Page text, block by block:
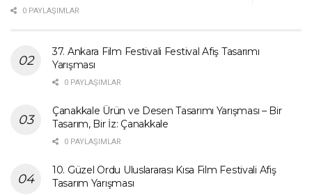
0 PAYLAŞIMLAR
37. Ankara Film Festivali Festival Afiş Tasarımı
Yarışması
0 PAYLAŞIMLAR
Çanakkale Ürün ve Desen Tasarımı Yarışması – Bir
Tasarım, Bir İz: Çanakkale
0 PAYLAŞIMLAR
10. Güzel Ordu Uluslararası Kısa Film Festivali Afiş
Tasarım Yarışması